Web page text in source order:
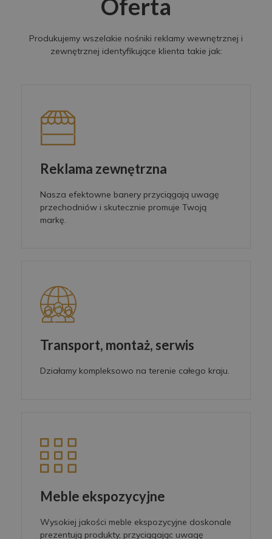
Oferta
Produkujemy wszelakie nośniki reklamy wewnętrznej i
zewnętrznej identyfikujące klienta takie jak:
Reklama zewnętrzna
Nasza efektowne banery przyciągają uwagę
przechodniów i skutecznie promuje Twoją
markę.
Transport, montaż, serwis
Działamy kompleksowo na terenie całego kraju.
Meble ekspozycyjne
Wysokiej jakości meble ekspozycyjne doskonale
prezentują produkty, przyciągając uwagę